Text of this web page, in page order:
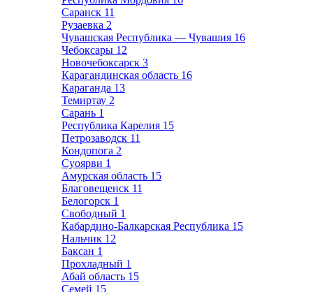
Саранск 11
Рузаевка 2
Чувашская Республика — Чувашия 16
Чебоксары 12
Новочебоксарск 3
Карагандинская область 16
Караганда 13
Темиртау 2
Сарань 1
Республика Карелия 15
Петрозаводск 11
Кондопога 2
Суоярви 1
Амурская область 15
Благовещенск 11
Белогорск 1
Свободный 1
Кабардино-Балкарская Республика 15
Нальчик 12
Баксан 1
Прохладный 1
Абай область 15
Семей 15